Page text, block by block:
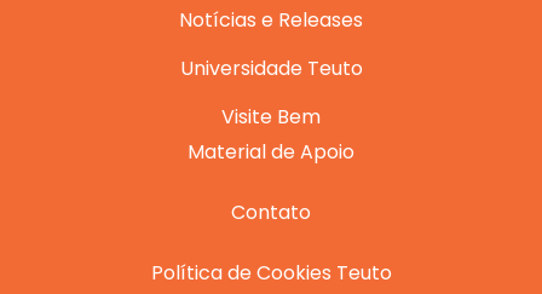
Notícias e Releases
Universidade Teuto
Visite Bem
Material de Apoio
Contato
Política de Cookies Teuto